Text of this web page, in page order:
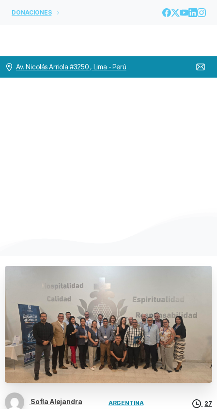
DONACIONES
Av. Nicolás Arriola #3250 , Lima - Perú
Sofía Alejandra
ARGENTINA
27